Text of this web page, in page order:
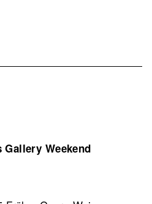
Weekend